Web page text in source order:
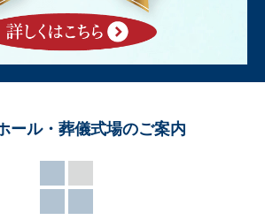
ール・葬儀式場のご案内